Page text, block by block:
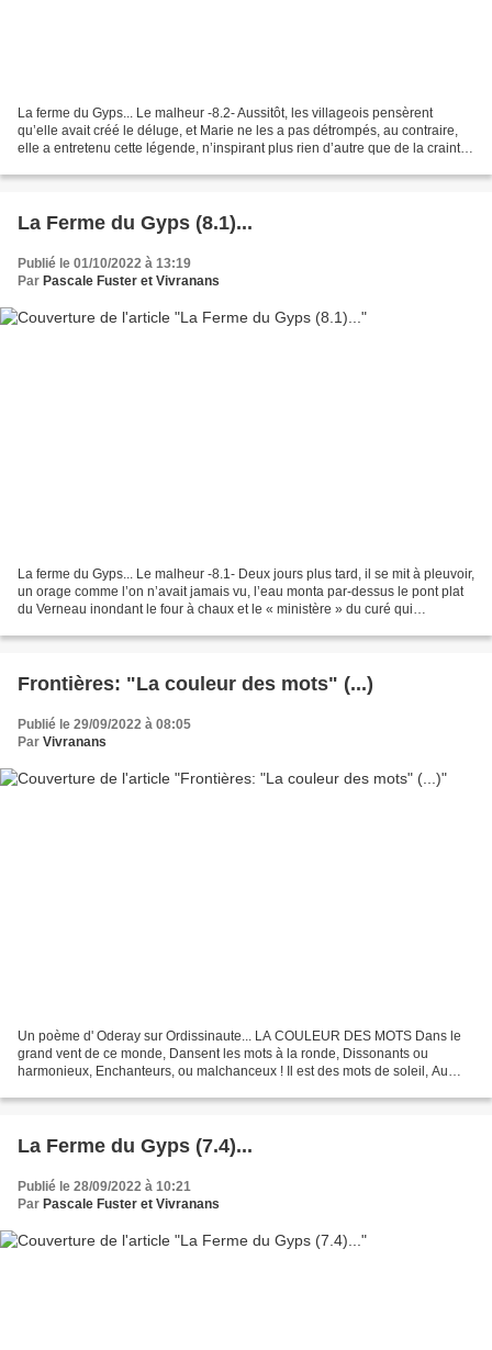
La ferme du Gyps... Le malheur -8.2- Aussitôt, les villageois pensèrent
qu’elle avait créé le déluge, et Marie ne les a pas détrompés, au contraire,
elle a entretenu cette légende, n’inspirant plus rien d’autre que de la crainte.
La Ferme du Gyps (8.1)...
Publié le 01/10/2022 à 13:19
Par Pascale Fuster et Vivranans
La ferme du Gyps... Le malheur -8.1- Deux jours plus tard, il se mit à pleuvoir,
un orage comme l’on n’avait jamais vu, l’eau monta par-dessus le pont plat
du Verneau inondant le four à chaux et le « ministère » du curé qui
Frontières: "La couleur des mots" (...)
Publié le 29/09/2022 à 08:05
Par Vivranans
Un poème d' Oderay sur Ordissinaute... LA COULEUR DES MOTS Dans le
grand vent de ce monde, Dansent les mots à la ronde, Dissonants ou
harmonieux, Enchanteurs, ou malchanceux ! Il est des mots de soleil, Au
La Ferme du Gyps (7.4)...
Publié le 28/09/2022 à 10:21
Par Pascale Fuster et Vivranans